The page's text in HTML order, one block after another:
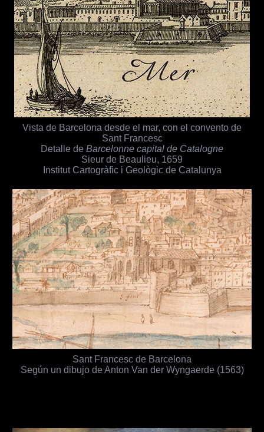
Vista de Barcelona desde el mar, con el convento de
Sant Francesc
Detalle de Barcelonne capital de Catalogne
Sieur de Beaulieu, 1659
Institut Cartogràfic i Geològic de Catalunya
Sant Francesc de Barcelona
Según un dibujo de Anton Van der Wyngaerde (1563)